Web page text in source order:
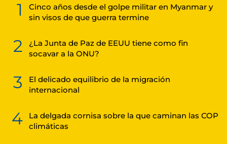
1
Cinco años desde el golpe militar en Myanmar y
sin visos de que guerra termine
2
¿La Junta de Paz de EEUU tiene como fin
socavar a la ONU?
3
El delicado equilibrio de la migración
internacional
4
La delgada cornisa sobre la que caminan las COP
climáticas